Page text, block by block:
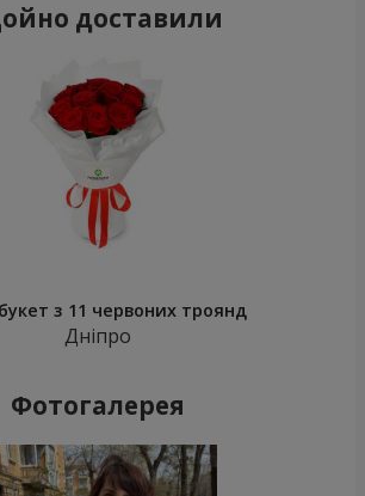
доставили
з 11 червоних троянд
Дніпро
Фотогалерея